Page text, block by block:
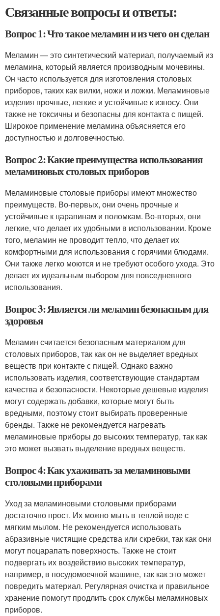
Связанные вопросы и ответы:
Вопрос 1: Что такое меламин и из чего он сделан
Меламин — это синтетический материал, получаемый из
меламина, который является производным мочевины.
Он часто используется для изготовления столовых
приборов, таких как вилки, ножи и ложки. Меламиновые
изделия прочные, легкие и устойчивые к износу. Они
также не токсичны и безопасны для контакта с пищей.
Широкое применение меламина объясняется его
доступностью и долговечностью.
Вопрос 2: Какие преимущества использования
меламиновых столовых приборов
Меламиновые столовые приборы имеют множество
преимуществ. Во-первых, они очень прочные и
устойчивые к царапинам и поломкам. Во-вторых, они
легкие, что делает их удобными в использовании. Кроме
того, меламин не проводит тепло, что делает их
комфортными для использования с горячими блюдами.
Они также легко моются и не требуют особого ухода. Это
делает их идеальным выбором для повседневного
использования.
Вопрос 3: Является ли меламин безопасным для
здоровья
Меламин считается безопасным материалом для
столовых приборов, так как он не выделяет вредных
веществ при контакте с пищей. Однако важно
использовать изделия, соответствующие стандартам
качества и безопасности. Некоторые дешевые изделия
могут содержать добавки, которые могут быть
вредными, поэтому стоит выбирать проверенные
бренды. Также не рекомендуется нагревать
меламиновые приборы до высоких температур, так как
это может вызвать выделение вредных веществ.
Вопрос 4: Как ухаживать за меламиновыми
столовыми приборами
Уход за меламиновыми столовыми приборами
достаточно прост. Их можно мыть в теплой воде с
мягким мылом. Не рекомендуется использовать
абразивные чистящие средства или скребки, так как они
могут поцарапать поверхность. Также не стоит
подвергать их воздействию высоких температур,
например, в посудомоечной машине, так как это может
повредить материал. Регулярная очистка и правильное
хранение помогут продлить срок службы меламиновых
приборов.